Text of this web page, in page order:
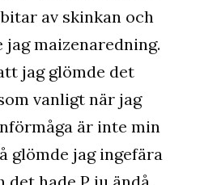
av skinkan och
jag maizenaredning.
jag glömde det
vanligt när jag
är inte min
glömde jag ingefära